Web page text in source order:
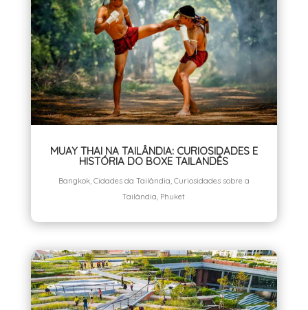
MUAY THAI NA TAILÂNDIA: CURIOSIDADES E
HISTÓRIA DO BOXE TAILANDÊS
Bangkok, Cidades da Tailândia, Curiosidades sobre a
Tailândia, Phuket